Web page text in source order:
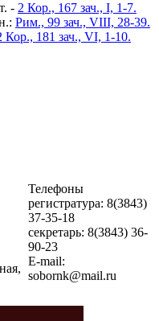
- 2 Кор., 167 зач., I, 1-7.
Рим., 99 зач., VIII, 28-39.
Кор., 181 зач., VI, 1-10.
Телефоны
регистратура: 8(3843)
37-35-18
секретарь: 8(3843) 36-
90-23
E-mail:
sobornk@mail.ru